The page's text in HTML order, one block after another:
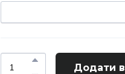
Додати